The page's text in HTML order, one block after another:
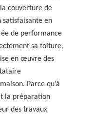
couverture de
satisfaisante en
de performance
sa toiture,
en œuvre des
Parce qu’à
la préparation
des travaux